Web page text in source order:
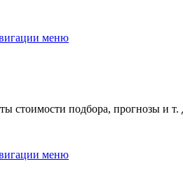
стоимости подбора, прогнозы и